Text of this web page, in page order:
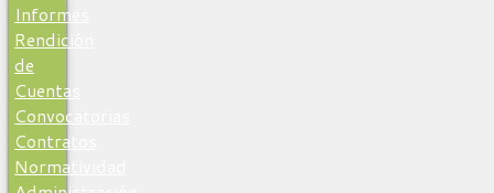
Informes
Rendición
de
Cuentas
Convocatorias
Contratos
Normatividad